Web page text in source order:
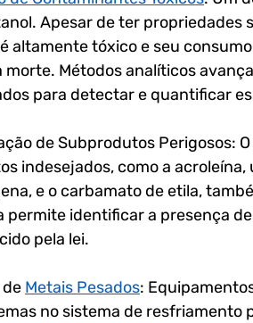
Apesar de ter propriedades
altamente tóxico e seu
morte. Métodos analíticos
para detectar e quantificar
de Subprodutos Perigosos:
indesejados, como a
e o carbamato de etila,
permite identificar a presença
pela lei.
Metais Pesados:
no sistema de resfriamento